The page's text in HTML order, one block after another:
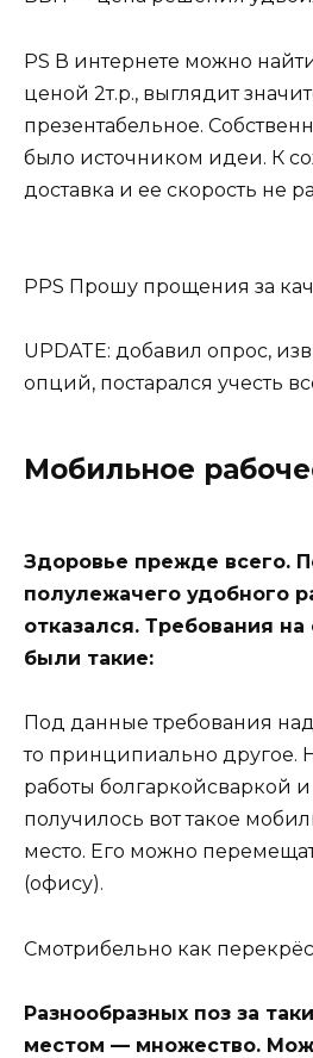
PS В интернете можно
ценой 2т.р., выглядит
презентабельное.
было источником идеи. К
доставка и ее скорость не
PPS Прошу прощения за
UPDATE: добавил опрос,
опций, постарался учесть
Мобильное
Здоровье прежде всего.
полулежачего удобного
отказался. Требования
были такие:
Под данные требования
то принципиально другое.
работы болгаркойсваркой и
получилось вот такое
место. Его можно
(офису).
Смотрибельно как
Разнообразных поз за
местом — множество.